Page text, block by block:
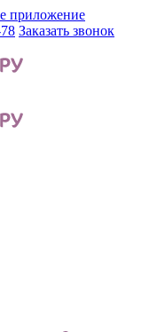
приложение
Заказать звонок